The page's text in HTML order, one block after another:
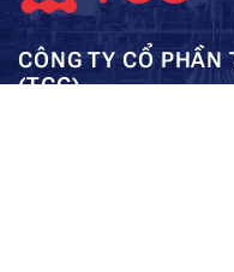
CÔNG TY CỔ
(TCG)